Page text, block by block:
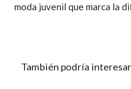
moda juvenil que marca la
También podría